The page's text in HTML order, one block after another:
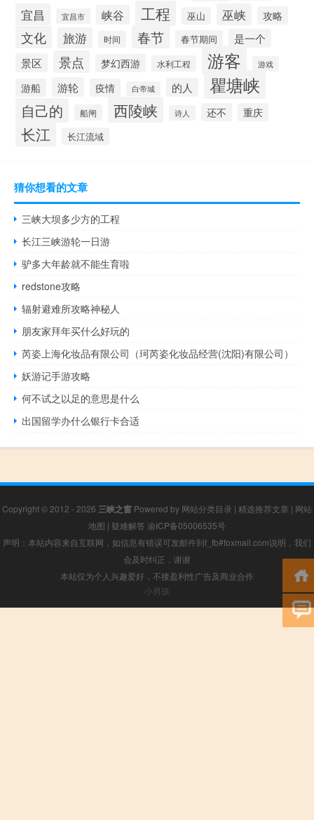
宜昌 宜昌市 峡谷 工程 巫山 巫峡 攻略
文化 旅游 时间 春节 春节期间
是一个
景区
景点 梦幻西游 水利工程 游客 游戏
游船 游轮 疫情 白帝城 的人 瞿塘峡
自己的 船闸 西陵峡 诗人 还不 重庆
长江 长江流域
猜你想看的文章
三峡大坝多少方的工程
长江三峡游轮一日游
驴多大年龄就不能生育啦
redstone攻略
辐射避难所攻略神秘人
朋友家拜年买什么好玩的
芮姿上海化妆品有限公司（珂芮姿化妆品经营(沈阳)有限公司）
妖游记手游攻略
何不试之以足的意思是什么
出国留学办什么银行卡合适
Copyright © 2012 - 2026 三峡之窗 Powered by 网站分类目录 | 精选推荐文章 | 网站
地图 | 疑难解答 渝ICP备05006535号
声明：本站内容来自互联网，如信息有错误可发邮件到f_fb#foxmail.com说明，我们
会及时纠正，谢谢
本站仅为个人兴趣爱好，不接盈利性广告及商业合作
小男孩